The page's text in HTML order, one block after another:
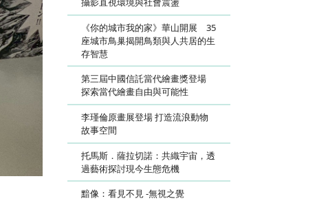
《你的城市我的家》華山開展 35
座城市鳥巢揭開鳥類與人共居的生
存智慧
第三屆中國信託當代繪畫獎登場
探索當代繪畫自由與可能性
李瑾倫原畫展登場 打造流浪動物
故事空間
托馬斯．薩拉切諾：共織宇宙，透
過藝術探討現今生態危機
黯像：看見不見 -無視之覺